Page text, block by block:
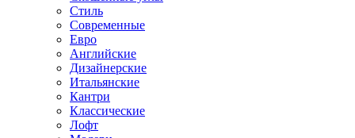
Стиль
Современные
Евро
Английские
Дизайнерские
Итальянские
Кантри
Классические
Лофт